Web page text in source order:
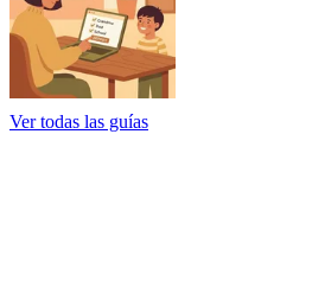
Ver todas las guías